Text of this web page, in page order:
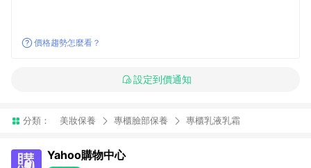
價格趨勢怎麼看？
設定到價通知
分類： 美妝保養 專櫃臉部保養 專櫃乳液乳霜
Yahoo購物中心